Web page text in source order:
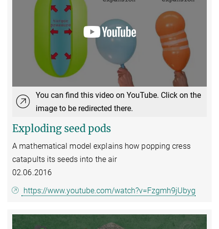
You can find this video on YouTube. Click on the
image to be redirected there.
Exploding seed pods
A mathematical model explains how popping cress
catapults its seeds into the air
02.06.2016
https://www.youtube.com/watch?v=Fzgmh9jUbyg